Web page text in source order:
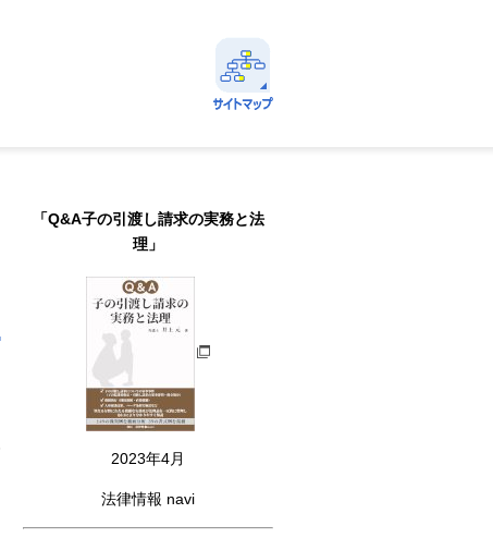
「Q&A子の引渡し請求の実務と法
理」
2023年4月
法律情報 navi